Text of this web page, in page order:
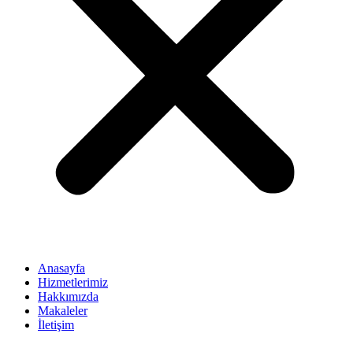
Anasayfa
Hizmetlerimiz
Hakkımızda
Makaleler
İletişim